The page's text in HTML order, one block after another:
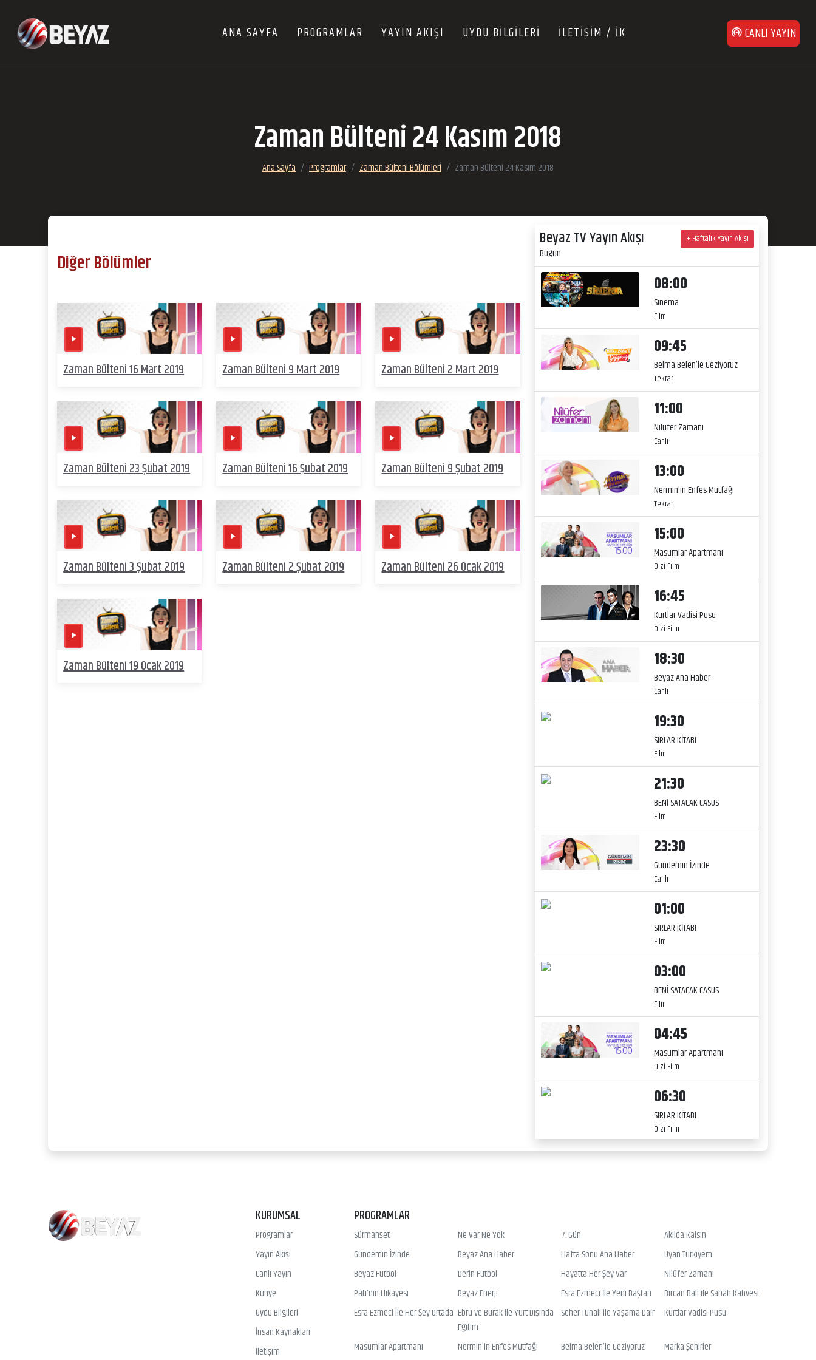
ANA SAYFA PROGRAMLAR YAYIN AKIŞI UYDU BİLGİLERİ İLETİŞİM / İK CANLI YAYIN
Zaman Bülteni 24 Kasım 2018
Ana Sayfa Programlar Zaman Bülteni Bölümleri Zaman Bülteni 24 Kasım 2018
Diğer Bölümler
Zaman Bülteni 16 Mart 2019 Zaman Bülteni 9 Mart 2019 Zaman Bülteni 2 Mart 2019
Zaman Bülteni 23 Şubat 2019 Zaman Bülteni 16 Şubat 2019 Zaman Bülteni 9 Şubat 2019
Zaman Bülteni 3 Şubat 2019 Zaman Bülteni 2 Şubat 2019 Zaman Bülteni 26 Ocak 2019
Zaman Bülteni 19 Ocak 2019
Beyaz TV Yayın Akışı
Bugün
+ Haftalık Yayın Akışı
08:00
Sinema
Film
09:45
Belma Belen’le Geziyoruz
Tekrar
11:00
Nilüfer Zamanı
Canlı
13:00
Nermin'in Enfes Mutfağı
Tekrar
15:00
Masumlar Apartmanı
Dizi Film
16:45
Kurtlar Vadisi Pusu
Dizi Film
18:30
Beyaz Ana Haber
Canlı
19:30
SIRLAR KİTABI
Film
21:30
BENİ SATACAK CASUS
Film
23:30
Gündemin İzinde
Canlı
01:00
SIRLAR KİTABI
Film
03:00
BENİ SATACAK CASUS
Film
04:45
Masumlar Apartmanı
Dizi Film
06:30
SIRLAR KİTABI
Dizi Film
KURUMSAL
Programlar
Yayın Akışı
Canlı Yayın
Künye
Uydu Bilgileri
İnsan Kaynakları
İletişim
PROGRAMLAR
Sürmanşet Ne Var Ne Yok 7. Gün
Akılda Kalsın
Gündemin İzinde
Beyaz Ana Haber Hafta Sonu Ana Haber
Uyan Türkiyem
Beyaz Futbol
Derin Futbol Hayatta Her Şey Var
Nilüfer Zamanı
Pati'nin Hikayesi
Beyaz Enerji Esra Ezmeci İle Yeni Baştan
Bircan Bali ile Sabah Kahvesi
Esra Ezmeci ile Her Şey Ortada Ebru ve Burak ile Yurt Dışında
Eğitim
Seher Tunalı ile Yaşama Dair Kurtlar Vadisi Pusu
Masumlar Apartmanı Nermin'in Enfes Mutfağı Belma Belen’le Geziyoruz
Marka Şehirler